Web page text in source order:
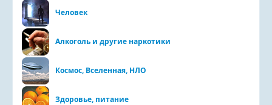
Человек
Алкоголь и другие наркотики
Космос, Вселенная, НЛО
Здоровье, питание